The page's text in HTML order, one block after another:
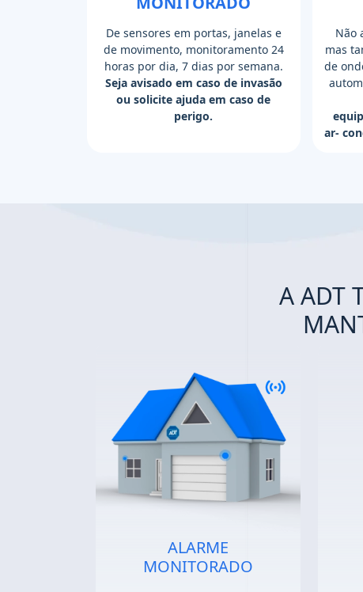
De sensores em portas, janelas e
de movimento, monitoramento 24
horas por dia, 7 dias por semana.
Seja avisado em caso de invasão
ou solicite ajuda em caso de
perigo.
Não
mas
de
ar-
A ADT
ALARME
MONITORADO